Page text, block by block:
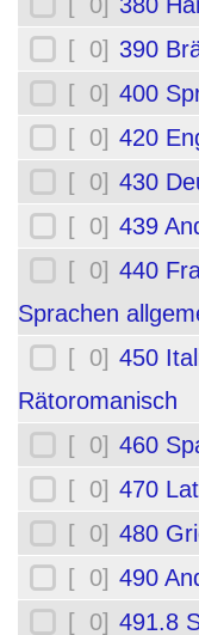
[ 0] 390
[ 0] 400
[ 0] 420
[ 0] 430
[ 0] 439
[ 0] 440
Sprachen
[ 0] 450
Rätoromanisch
[ 0] 460
[ 0] 470
[ 0] 480
[ 0] 490
[ 0] 491.8